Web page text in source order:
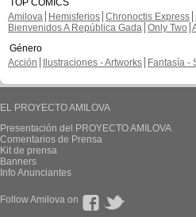
TOP CÓMICS
Amilova
Hemisferios Chronoctis Express
Bienvenidos A República Gada Only Two
Género
Acción
Ilustraciones - Artworks Fantasía -
EL PROYECTO AMILOVA
Presentación del PROYECTO AMILOVA
Comentarios de Prensa
Kit de prensa
Banners
Info Anunciantes
Follow Amilova on